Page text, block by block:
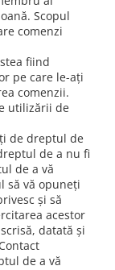
Scopul
comenzi
fiind
pe care le-ați
comenzii.
utilizării de
de dreptul de
de a nu fi
de a vă
să vă opuneți
și să
acestor
datată și
de a vă